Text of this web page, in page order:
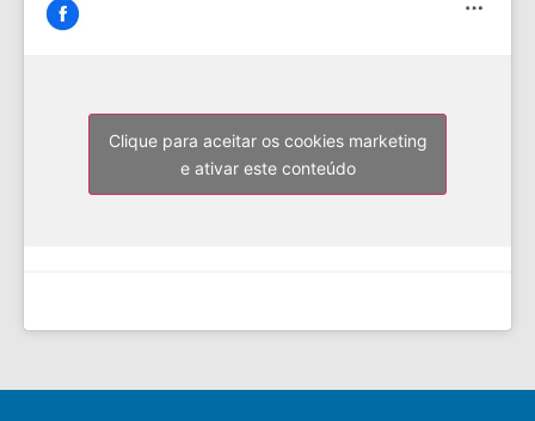
Clique para aceitar os cookies marketing
e ativar este conteúdo